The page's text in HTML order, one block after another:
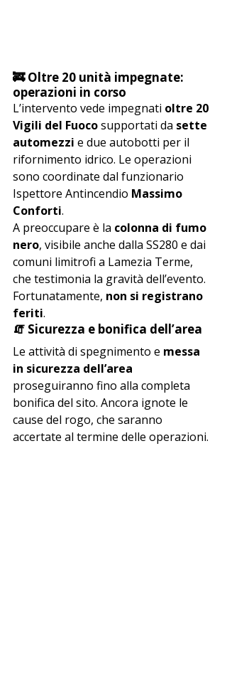
🚒 Oltre 20 unità impegnate:
operazioni in corso
L’intervento vede impegnati oltre 20
Vigili del Fuoco supportati da sette
automezzi e due autobotti per il
rifornimento idrico. Le operazioni
sono coordinate dal funzionario
Ispettore Antincendio Massimo
Conforti.
A preoccupare è la colonna di fumo
nero, visibile anche dalla SS280 e dai
comuni limitrofi a Lamezia Terme,
che testimonia la gravità dell’evento.
Fortunatamente, non si registrano
feriti.
🧯 Sicurezza e bonifica dell’area
Le attività di spegnimento e messa
in sicurezza dell’area
proseguiranno fino alla completa
bonifica del sito. Ancora ignote le
cause del rogo, che saranno
accertate al termine delle operazioni.